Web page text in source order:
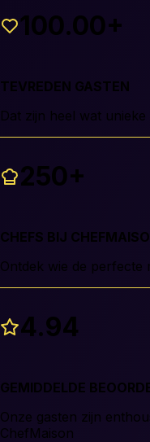
100.00+
TEVREDEN GASTEN
Dat zijn heel wat
250+
CHEFS BIJ
Ontdek wie de
4.94
GEMIDDELDE
Onze gasten zijn
ChefMaison